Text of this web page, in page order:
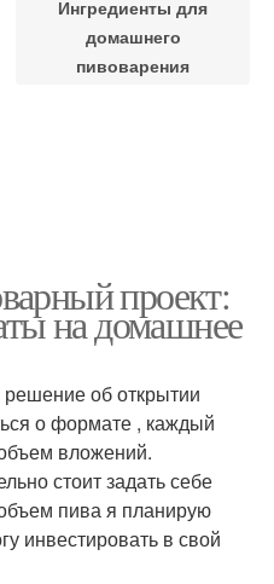
Ингредиенты для
домашнего
пивоварения
проект:
на домашнее
решение об открытии
о формате , каждый
вложений.
стоит задать себе
пива я планирую
инвестировать в свой